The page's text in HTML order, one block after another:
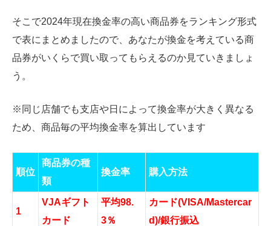
そこで2024年現在換金率の高い商品券をランキング形式
で表にまとめましたので、あなたが換金を考えている商
品券がいくらで買い取ってもらえるのか見ていきましょ
う。
※同じ店舗でも支店や日によって換金率が大きく異なる
ため、商品毎の平均換金率を算出しています
順位
商品券の種
類
換金率 購入方法
1
VJAギフト
カード
平均98.
3％
カード(VISA/Mastercar
d)/銀行振込